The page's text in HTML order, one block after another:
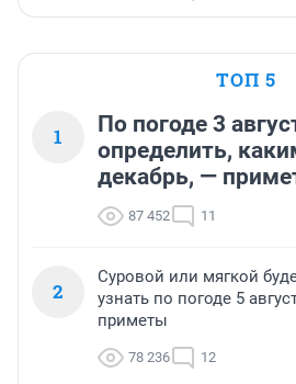
ТОП 5
1
По погоде 3
определить,
декабрь, —
87 452 11
2
Суровой или мягкой
узнать по погоде 5
приметы
78 236 12